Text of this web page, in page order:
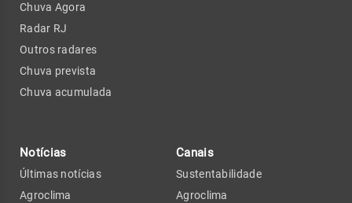
Chuva Agora
Radar RJ
Outros radares
Chuva prevista
Chuva acumulada
Notícias
Últimas notícias
Agroclima
Canais
Sustentabilidade
Agroclima